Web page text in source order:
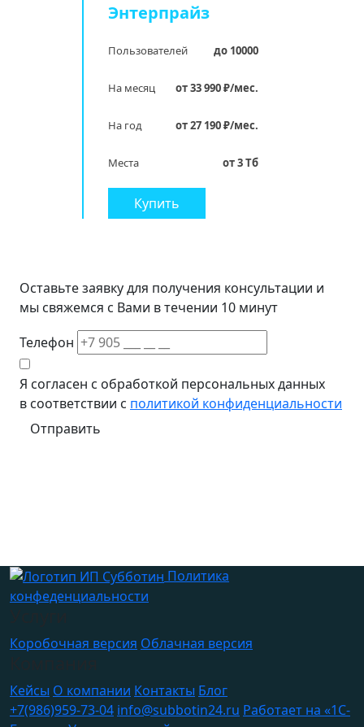
Энтерпрайз
Пользователей до 10000
На месяц от 33 990 ₽/мес.
На год от 27 190 ₽/мес.
Места от 3 Тб
Купить
Оставьте заявку для получения консультации и
мы свяжемся с Вами в течении 10 минут
Телефон
Я согласен с обработкой персональных данных
в соответствии с политикой конфиденциальности
Отправить
Логотип, ссылка на главную
Политика
конфеденциальности
Коробочная версия Облачная версия
Кейсы О компании Контакты Блог
+7(986)959-73-04 info@subbotin24.ru Работает на «1С-